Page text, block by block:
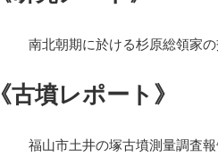
南北朝期に於ける杉原総領家
《古墳レポート》
福山市土井の塚古墳測量調査